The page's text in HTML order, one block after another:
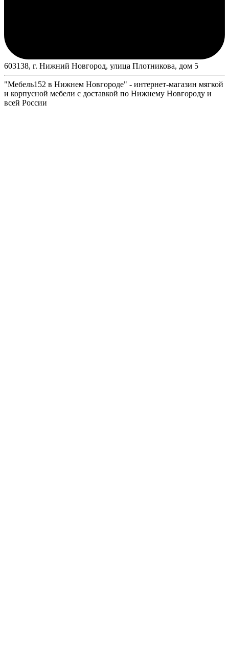
603138, г. Нижний Новгород, улица Плотникова, дом 5
"Мебель152 в Нижнем Новгороде" - интернет-магазин мягкой
и корпусной мебели с доставкой по Нижнему Новгороду и
всей России